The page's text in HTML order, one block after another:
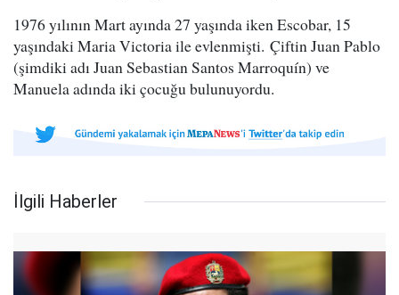
1976 yılının Mart ayında 27 yaşında iken Escobar, 15
yaşındaki Maria Victoria ile evlenmişti. Çiftin Juan Pablo
(şimdiki adı Juan Sebastian Santos Marroquín) ve
Manuela adında iki çocuğu bulunuyordu.
İlgili Haberler